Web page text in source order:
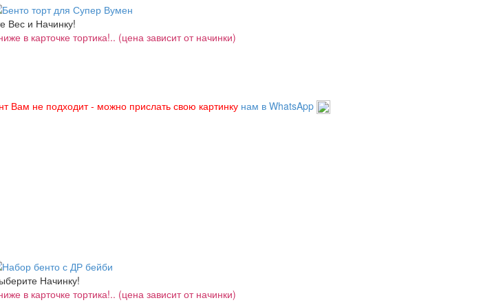
Вес и Начинку!
в карточке тортика!.. (цена зависит от начинки)
Вам не подходит - можно прислать свою картинку нам в WhatsApp
Начинку!
в карточке тортика!.. (цена зависит от начинки)